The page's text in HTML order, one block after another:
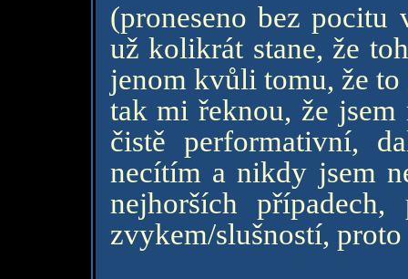
(proneseno bez
už kolikrát stane, že
jenom kvůli tomu, že
tak mi řeknou, že
čistě performativní,
necítím a nikdy jsem
nejhorších
zvykem/slušností,